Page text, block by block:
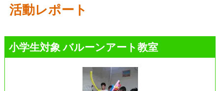
活動レポート
小学生対象 バルーンアート教室